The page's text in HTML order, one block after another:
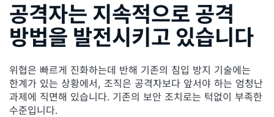
공격자는 지속적으로 공격
방법을 발전시키고 있습니다
위협은 빠르게 진화하는데 반해 기존의 침입 방지 기술에는
한계가 있는 상황에서, 조직은 공격자보다 앞서야 하는 엄청난
과제에 직면해 있습니다. 기존의 보안 조치로는 턱없이 부족한
수준입니다.